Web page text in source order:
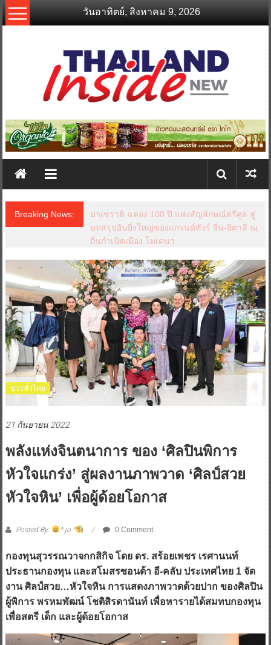
Skip
to
วันอาทิตย์, สิงหาคม 9, 2026
thailandinsidenew.com
Thailand
New
Breaking News:
มาเซราติ ฉลอง 100 ปี แห่งสัญลักษณ์ตรีศูล สู่
บทสรุปอันยิ่งใหญ่ของแกรนด์ทัวร์ จีน-อิตาลี ณ
ถิ่นกำเนิดเมือง โมเดนา
ข่าวทั่วไทย
21 กันยายน 2022
พลังแห่งจินตนาการ ของ ‘ศิลปินพิการ
หัวใจแกร่ง’ สู่ผลงานภาพวาด ‘ศิลป์สวย
หัวใจหิน’ เพื่อผู้ด้อยโอกาส
Posted By: ^ jo ^ 0 Comment
กองทุนสุวรรณวาจกกสิกิจ โดย ดร. สร้อยเพชร เรศานนท์
ประธานกองทุน และสโมสรซอนต้า อี-คลับ ประเทศไทย 1 จัด
งาน ศิลป์สวย…หัวใจหิน การแสดงภาพวาดด้วยปาก ของศิลปิน
ผู้พิการ พรหมพัฒน์ โชติสิรดานันท์ เพื่อหารายได้สมทบกองทุน
เพื่อสตรี เด็ก และผู้ด้อยโอกาส